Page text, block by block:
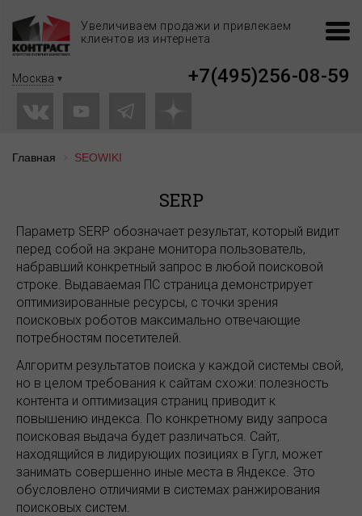
Увеличиваем продажи и привлекаем
клиентов из интернета
+7(495)256-08-59
Москва
Главная SEOWIKI
SERP
Параметр SERP обозначает результат, который видит
перед собой на экране монитора пользователь,
набравший конкретный запрос в любой поисковой
строке. Выдаваемая ПС страница демонстрирует
оптимизированные ресурсы, с точки зрения
поисковых роботов максимально отвечающие
потребностям посетителей.
Алгоритм результатов поиска у каждой системы свой,
но в целом требования к сайтам схожи: полезность
контента и оптимизация страниц приводит к
повышению индекса. По конкретному виду запроса
поисковая выдача будет различаться. Сайт,
находящийся в лидирующих позициях в Гугл, может
занимать совершенно иные места в Яндексе. Это
обусловлено отличиями в системах ранжирования
поисковых систем.